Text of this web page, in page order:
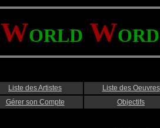
WORLD WORD
Liste des Artistes
Liste des Oeuvres
Gérer son Compte Objectifs